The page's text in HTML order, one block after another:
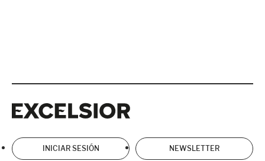
INICIAR SESIÓN NEWSLETTER